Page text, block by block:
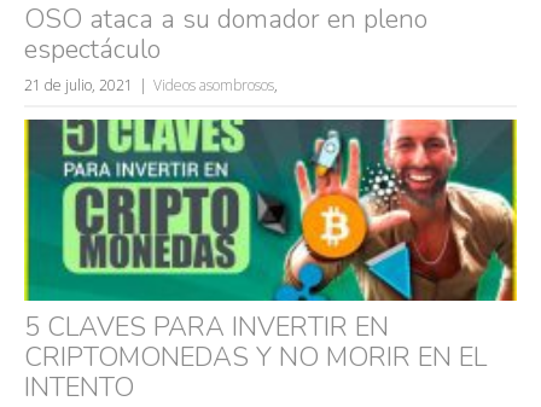
OSO ataca a su domador en pleno
espectáculo
21 de julio, 2021 Videos asombrosos,
5 CLAVES PARA INVERTIR EN
CRIPTOMONEDAS Y NO MORIR EN EL
INTENTO